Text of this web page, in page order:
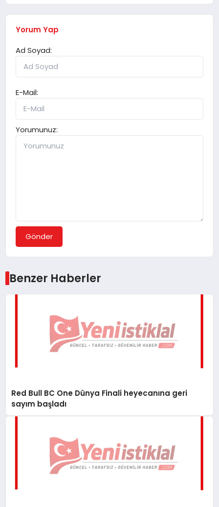
Yorum Yap
Ad Soyad:
E-Mail:
Yorumunuz:
Gönder
Benzer Haberler
Red Bull BC One Dünya Finali heyecanına geri
sayım başladı